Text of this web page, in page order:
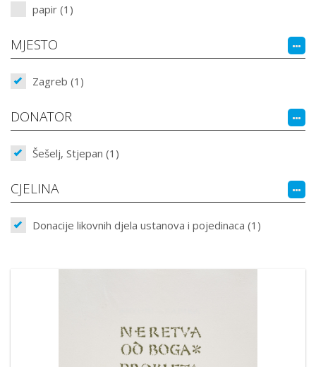
papir (1)
MJESTO
Zagreb (1)
DONATOR
Šešelj, Stjepan (1)
CJELINA
Donacije likovnih djela ustanova i pojedinaca (1)